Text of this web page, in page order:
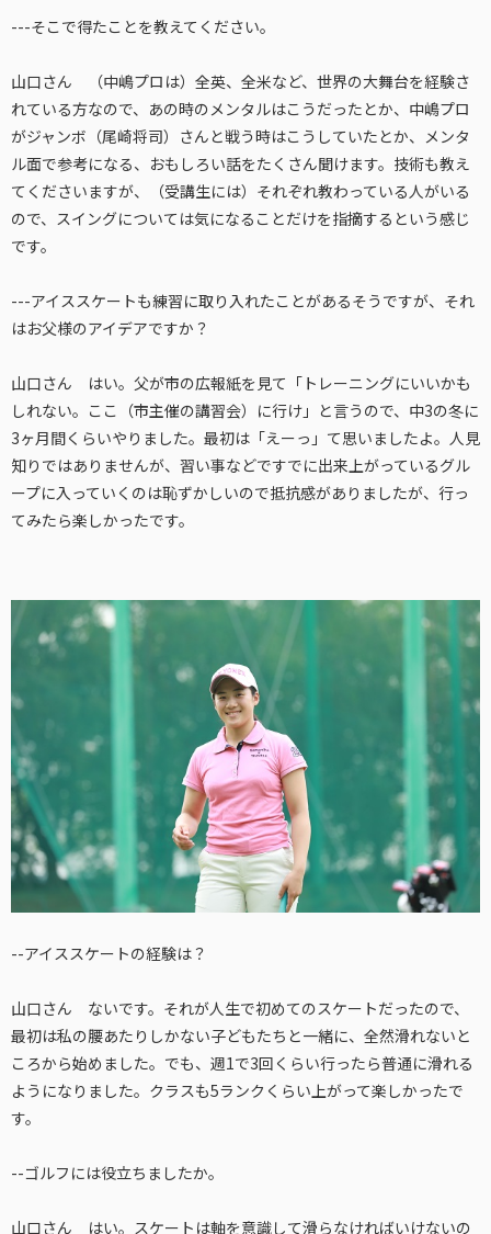
---そこで得たことを教えてください。
山口さん （中嶋プロは）全英、全米など、世界の大舞台を経験さ
れている方なので、あの時のメンタルはこうだったとか、中嶋プロ
がジャンボ（尾崎将司）さんと戦う時はこうしていたとか、メンタ
ル面で参考になる、おもしろい話をたくさん聞けます。技術も教え
てくださいますが、（受講生には）それぞれ教わっている人がいる
ので、スイングについては気になることだけを指摘するという感じ
です。
---アイススケートも練習に取り入れたことがあるそうですが、それ
はお父様のアイデアですか？
山口さん はい。父が市の広報紙を見て「トレーニングにいいかも
しれない。ここ（市主催の講習会）に行け」と言うので、中3の冬に
3ヶ月間くらいやりました。最初は「えーっ」て思いましたよ。人見
知りではありませんが、習い事などですでに出来上がっているグル
ープに入っていくのは恥ずかしいので抵抗感がありましたが、行っ
てみたら楽しかったです。
--アイススケートの経験は？
山口さん ないです。それが人生で初めてのスケートだったので、
最初は私の腰あたりしかない子どもたちと一緒に、全然滑れないと
ころから始めました。でも、週1で3回くらい行ったら普通に滑れる
ようになりました。クラスも5ランクくらい上がって楽しかったで
す。
--ゴルフには役立ちましたか。
山口さん はい。スケートは軸を意識して滑らなければいけないの